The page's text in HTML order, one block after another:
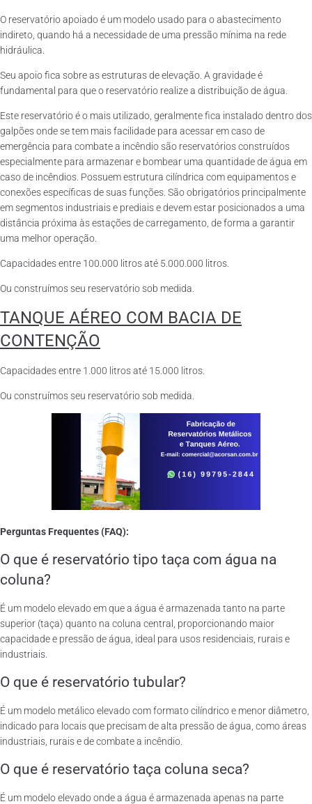
O reservatório apoiado é um modelo usado para o abastecimento
indireto, quando há a necessidade de uma pressão mínima na rede
hidráulica.
Seu apoio fica sobre as estruturas de elevação. A gravidade é
fundamental para que o reservatório realize a distribuição de água.
Este reservatório é o mais utilizado, geralmente fica instalado dentro dos
galpões onde se tem mais facilidade para acessar em caso de
emergência para combate a incêndio são reservatórios construídos
especialmente para armazenar e bombear uma quantidade de água em
caso de incêndios. Possuem estrutura cilíndrica com equipamentos e
conexões específicas de suas funções. São obrigatórios principalmente
em segmentos industriais e prediais e devem estar posicionados a uma
distância próxima às estações de carregamento, de forma a garantir
uma melhor operação.
Capacidades entre 100.000 litros até 5.000.000 litros.
Ou construímos seu reservatório sob medida.
TANQUE AÉREO COM BACIA DE
CONTENÇÃO
Capacidades entre 1.000 litros até 15.000 litros.
Ou construímos seu reservatório sob medida.
Perguntas Frequentes (FAQ):
O que é reservatório tipo taça com água na
coluna?
É um modelo elevado em que a água é armazenada tanto na parte
superior (taça) quanto na coluna central, proporcionando maior
capacidade e pressão de água, ideal para usos residenciais, rurais e
industriais.
O que é reservatório tubular?
É um modelo metálico elevado com formato cilíndrico e menor diâmetro,
indicado para locais que precisam de alta pressão de água, como áreas
industriais, rurais e de combate a incêndio.
O que é reservatório taça coluna seca?
É um modelo elevado onde a água é armazenada apenas na parte